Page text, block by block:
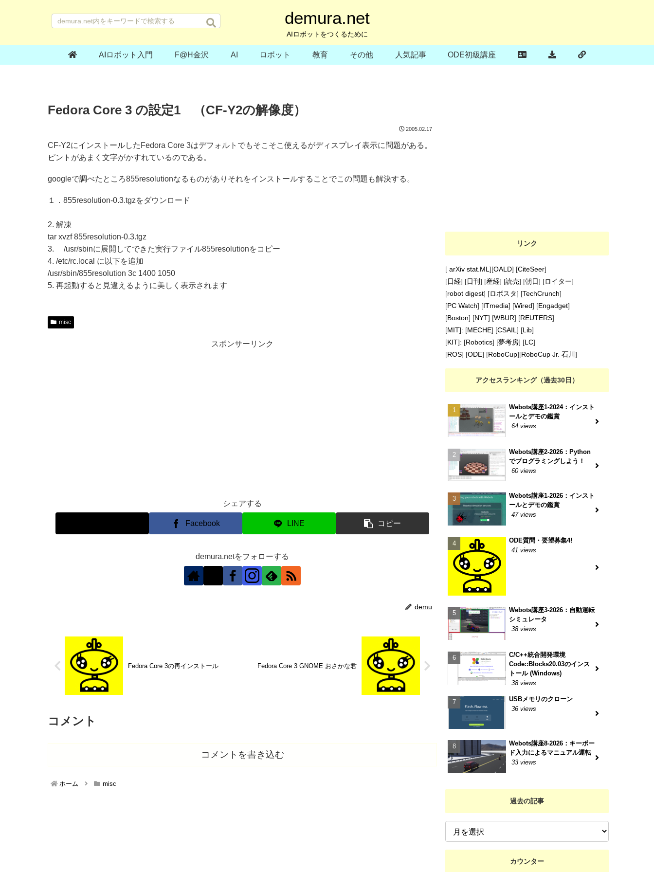
demura.net
AIロボットをつくるために
AIロボット入門 F@H金沢 AI ロボット 教育 その他 人気記事 ODE初級講座
Fedora Core 3 の設定1 （CF-Y2の解像度）
2005.02.17
CF-Y2にインストールしたFedora Core 3はデフォルトでもそこそこ使えるがディスプレイ表示に問題がある。
ピントがあまく文字がかすれているのである。
googleで調べたところ855resolutionなるものがありそれをインストールすることでこの問題も解決する。
１．855resolution-0.3.tgzをダウンロード
2. 解凍
tar xvzf 855resolution-0.3.tgz
3. /usr/sbinに展開してできた実行ファイル855resolutionをコピー
4. /etc/rc.local に以下を追加
/usr/sbin/855resolution 3c 1400 1050
5. 再起動すると見違えるように美しく表示されます
misc
スポンサーリンク
シェアする
Facebook LINE コピー
demura.netをフォローする
demu
Fedora Core 3の再インストール Fedora Core 3 GNOME おさかな君
コメント
コメントを書き込む
ホーム misc
リンク
[ arXiv stat.ML ][OALD] [CiteSeer]
[日経] [日刊 ] [産経] [読売] [朝日] [ロイター]
[robot digest] [ロボスタ] [TechCrunch]
[PC Watch] [ITmedia] [Wired] [Engadget]
[Boston] [NYT] [WBUR] [REUTERS]
[MIT]: [MECHE] [CSAIL ] [Lib]
[KIT]: [Robotics] [夢考房] [LC]
[ROS] [ODE] [RoboCup][RoboCup Jr. 石川 ]
アクセスランキング（過去30日）
Webots講座1-2024：インスト
ールとデモの鑑賞
64 views
Webots講座2-2026：Python
でプログラミングしよう！
60 views
Webots講座1-2026：インスト
ールとデモの鑑賞
47 views
ODE質問・要望募集4!
41 views
Webots講座3-2026：自動運転
シミュレータ
38 views
C/C++統合開発環境
Code::Blocks20.03のインス
トール (Windows)
38 views
USBメモリのクローン
36 views
Webots講座8-2026：キーボー
ド入力によるマニュアル運転
33 views
過去の記事
カウンター